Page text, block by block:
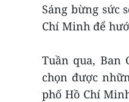
Sáng bừng sức
Chí Minh để
Tuần qua, Ban
chọn được
phố Hồ Chí